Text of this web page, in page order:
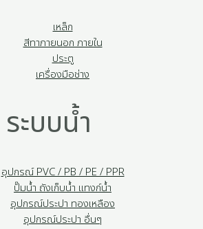
เหล็ก
สีทาภายนอก ภายใน
ประตู
เครื่องมือช่าง
ระบบน้ำ
อุปกรณ์ PVC / PB / PE / PPR
ปั๊มน้ำ ถังเก็บน้ำ แทงก์น้ำ
อุปกรณ์ประปา ทองเหลือง
อุปกรณ์ประปา อื่นๆ